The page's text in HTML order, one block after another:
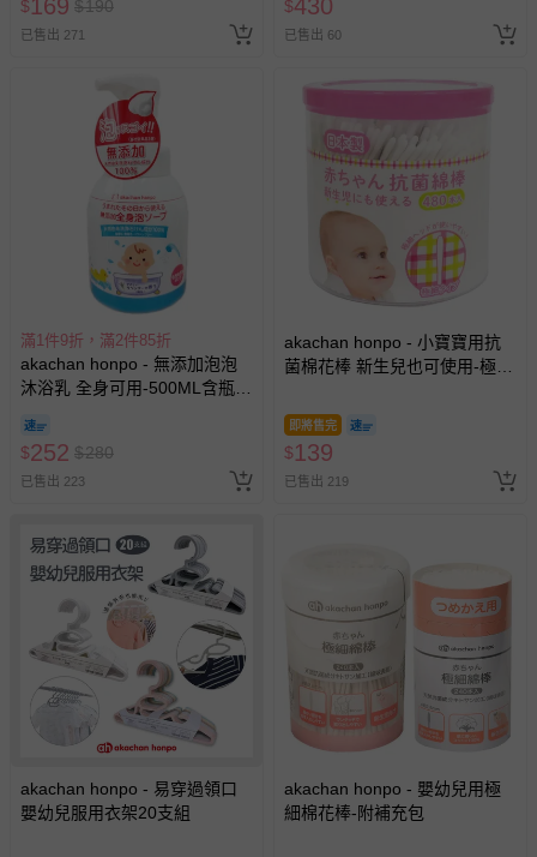
費用，可能會另需加收。
已出貨通知之訊息為主。
如您收到商品，請依正常流程檢查是否完好，若商品遇瑕疵
情形，您可申請更換新品或退貨，請見： 退貨的辦理流程
若您對於會員帳號、商品訂購與資訊、購物流程、付款方
式、折價券與購物金的使用、退貨及商品運送方式等有疑
問，你可詳見：
預購商品：預購為海外同步代購，遇缺貨即會通知媽咪並協
助取消退款事宜。
商品如因「價格、組合」等錯誤原因，導致無法安排出貨，
會主動以簡訊及mail通知訂單取消事宜，並將提供適當補
償。
$169 $190
已售出 271
$430
已售出 60
滿1件9折，滿2件85折
akachan honpo - 無添加泡泡
沐浴乳 全身可用-500ML含瓶-
$252 $280
已售出 223
akachan honpo - 小寶寶用抗
菌棉花棒 新生兒也可使用-極細
即將售完
$139
已售出 219
akachan honpo - 易穿過領口
嬰幼兒服用衣架20支組
akachan honpo - 嬰幼兒用極
細棉花棒-附補充包